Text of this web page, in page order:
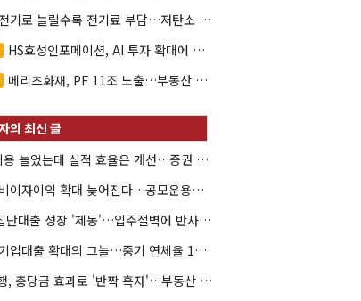
현대제철, 전기로 늘릴수록 전기료 부담…저탄소 전환의 역설
HS효성인포메이션, AI 투자 확대에 실적 체력 강화
메리츠화재, PF 11조 노출…부동산 사업성 저하 우려
KB금융, 비용 늘었는데 실적 효율은 개선…증권 호황 효과
수협은행, 비이자이익 확대 늦어진다…공모운용사 인가 연말로
지방은행 집단대출 성장 '제동'…입주절벽에 반사이익도 희박
우리은행, 기업대출 확대의 그늘…중기 연체율 10년 만에 최고
KB저축은행, 충당금 효과로 '반짝 흑자'…부동산 손실은 대기